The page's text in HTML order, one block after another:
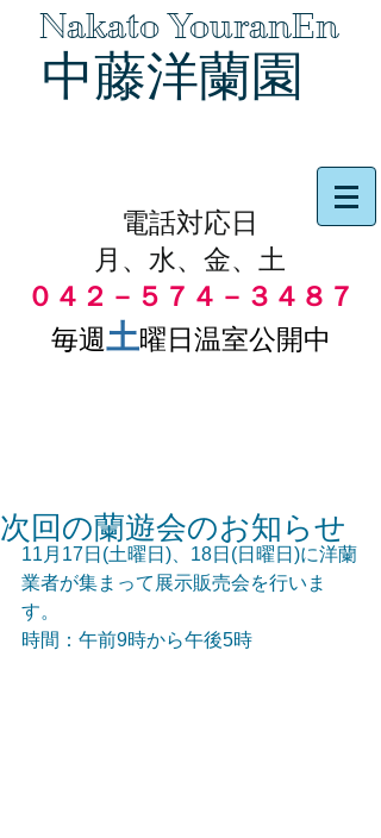
Nakato YouranEn
中藤洋蘭園
電話対応日
月、水、金、土
０４２－５７４－３４８７
毎週土曜日温室公開中
次回の蘭遊会のお知らせ
11月17日(土曜日)、18日(日曜日)に洋蘭
業者が集まって展示販売会を行いま
す。
時間：午前9時から午後5時